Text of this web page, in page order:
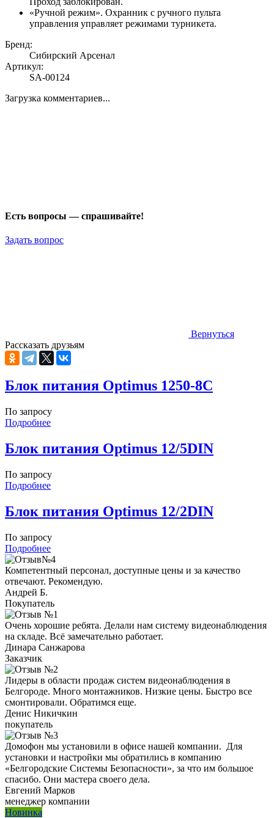
«Ручной режим». Охранник с ручного пульта
управления управляет режимами турникета.
Бренд:
Сибирский Арсенал
Артикул:
SA-00124
Загрузка комментариев...
Есть вопросы — спрашивайте!
Задать вопрос
Вернуться
Рассказать друзьям
Блок питания Optimus 1250-8C
По запросу
Подробнее
Блок питания Optimus 12/5DIN
По запросу
Подробнее
Блок питания Optimus 12/2DIN
По запросу
Подробнее
Компетентный персонал, доступные цены и за качество
отвечают. Рекомендую.
Андрей Б.
Покупатель
Очень хорошие ребята. Делали нам систему видеонаблюдения
на складе. Всё замечательно работает.
Динара Санжарова
Заказчик
Лидеры в области продаж систем видеонаблюдения в
Белгороде. Много монтажников. Низкие цены. Быстро все
смонтировали. Обратимся еще.
Денис Никичкин
покупатель
Домофон мы установили в офисе нашей компании. Для
установки и настройки мы обратились в компанию
«Белгородские Системы Безопасности», за что им большое
спасибо. Они мастера своего дела.
Евгений Марков
менеджер компании
Новинка